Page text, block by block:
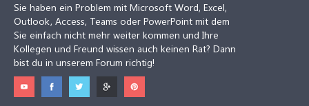
Sie haben ein Problem mit Microsoft Word, Excel,
Outlook, Access, Teams oder PowerPoint mit dem
Sie einfach nicht mehr weiter kommen und Ihre
Kollegen und Freund wissen auch keinen Rat? Dann
bist du in unserem Forum richtig!